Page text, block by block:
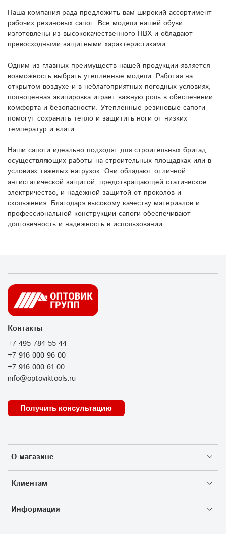
Наша компания рада предложить вам широкий ассортимент
рабочих резиновых сапог. Все модели нашей обуви
изготовлены из высококачественного ПВХ и обладают
превосходными защитными характеристиками.
Одним из главных преимуществ нашей продукции является
возможность выбрать утепленные модели. Работая на
открытом воздухе и в неблагоприятных погодных условиях,
полноценная экипировка играет важную роль в обеспечении
комфорта и безопасности. Утепленные резиновые сапоги
помогут сохранить тепло и защитить ноги от низких
температур и влаги.
Наши сапоги идеально подходят для строительных бригад,
осуществляющих работы на строительных площадках или в
условиях тяжелых нагрузок. Они обладают отличной
антистатической защитой, предотвращающей статическое
электричество, и надежной защитой от проколов и
скольжения. Благодаря высокому качеству материалов и
профессиональной конструкции сапоги обеспечивают
долговечность и надежность в использовании.
О магазине
Клиентам
Информация
Контакты
+7 495 784 55 44
+7 916 000 96 00
+7 916 000 61 00
info@optoviktools.ru
Получить консультацию